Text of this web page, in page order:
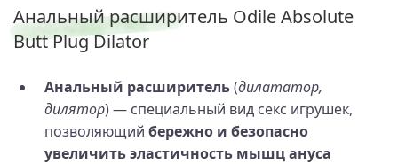
Анальный расширитель Odile Absolute
Butt Plug Dilator
Анальный расширитель(дилататор,
дилятор) — специальный вид секс игрушек,
позволяющий бережно и безопасно
увеличить эластичность мышц ануса